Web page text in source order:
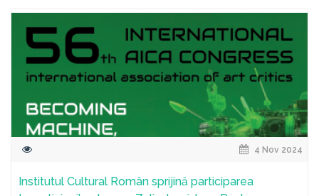
4 Nov 2024
Institutul Cultural Român sprijină participarea